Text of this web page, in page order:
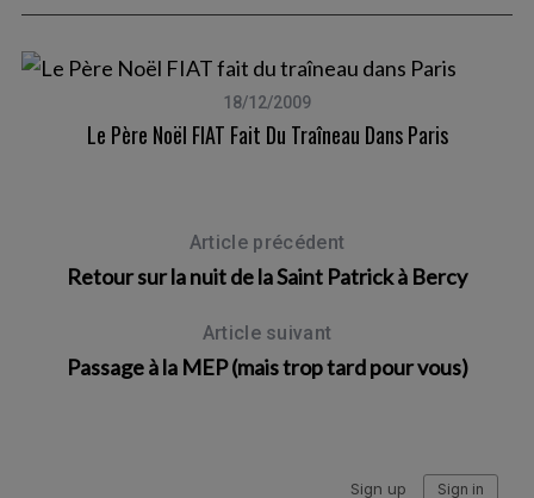
18/12/2009
Le Père Noël FIAT Fait Du Traîneau Dans Paris
Article précédent
Retour sur la nuit de la Saint Patrick à Bercy
Article suivant
Passage à la MEP (mais trop tard pour vous)